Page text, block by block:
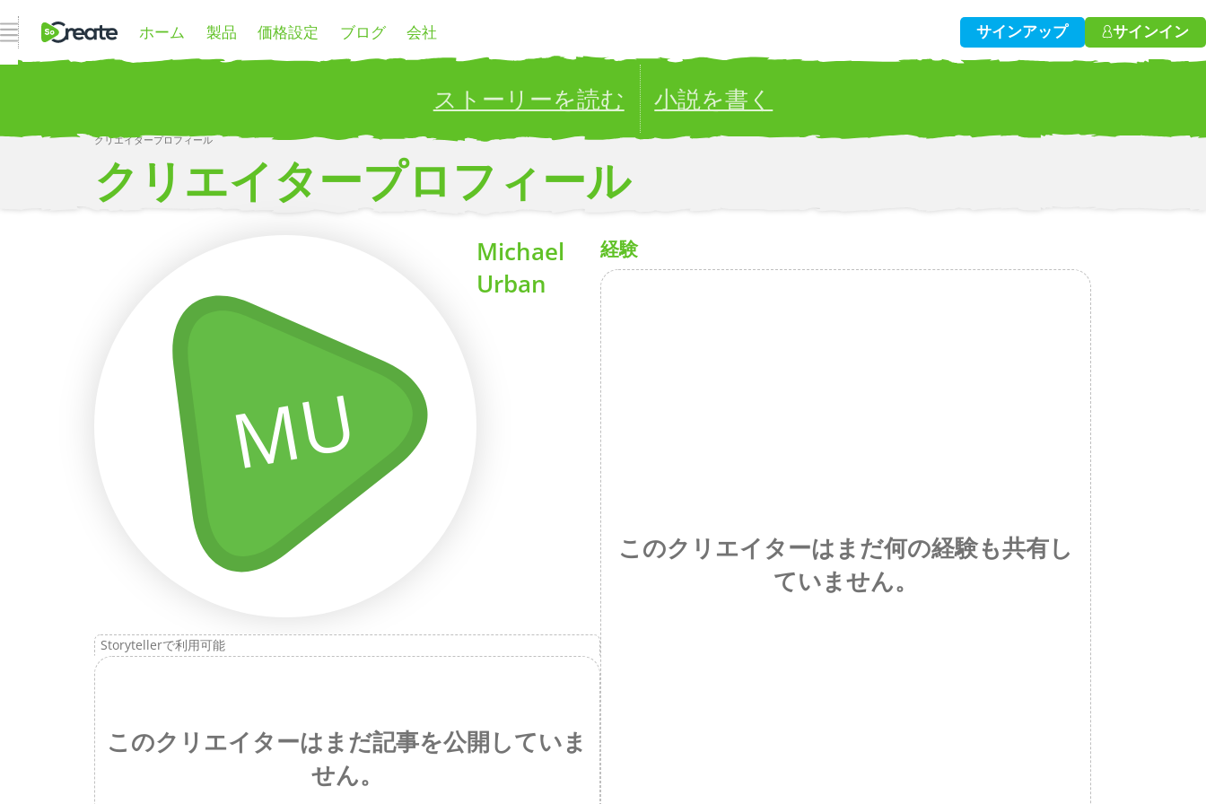
ナビゲーションを開く ホーム 製品 価格設定 ブログ 会社 サインアップ サインイン
ストーリーを読む 小説を書く
クリエイタープロフィール
クリエイタープロフィール
MU
Michael
Urban
Storytellerで利用可能
このクリエイターはまだ記事を公開していま
せん。
経験
このクリエイターはまだ何の経験も共有し
ていません。